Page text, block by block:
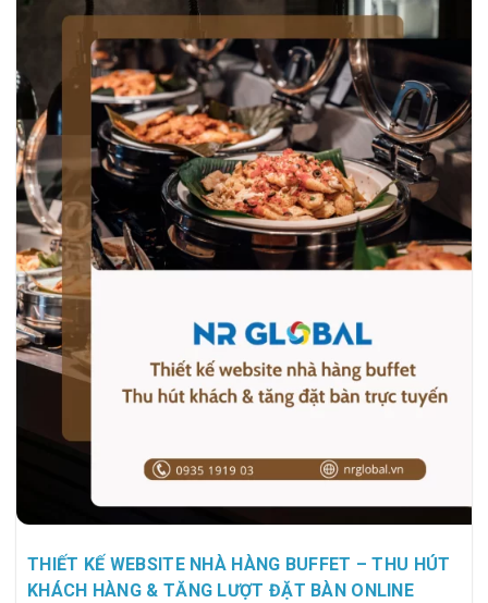
nâng cao uy tín, tạo niềm tin và thể hiện phong cách quản lý
THIẾT KẾ WEBSITE NHÀ HÀNG BUFFET – THU HÚT
KHÁCH HÀNG & TĂNG LƯỢT ĐẶT BÀN ONLINE